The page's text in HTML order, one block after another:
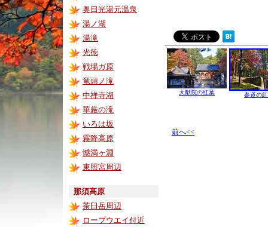
奥日光湯元温泉
湯ノ湖
湯滝
光徳
戦場ガ原
竜頭ノ滝
中禅寺湖
華厳の滝
いろは坂
霧降高原
憾満ヶ淵
東照宮周辺
那須高原
茶臼岳周辺
ロープウエイ付近
大猷院の紅葉 参道の
前へ<<